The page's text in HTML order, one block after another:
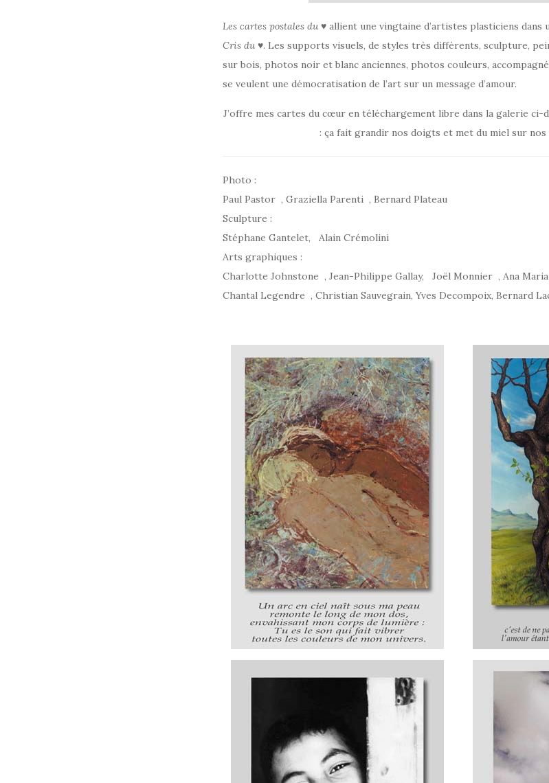
Les cartes postales du ♥allient une vingtaine d’artistes plasticiens dans
Cris du ♥. Les supports visuels, de styles très différents, sculpture,
sur bois, photos noir et blanc anciennes, photos couleurs,
se veulent une démocratisation de l’art sur un message d’amour.
J’offre mes cartes du cœur en téléchargement libre dans la galerie ci-
: ça fait grandir nos doigts et met du miel sur
Photo :
Paul Pastor , Graziella Parenti , Bernard Plateau
Sculpture :
Stéphane Gantelet, Alain Crémolini
Arts graphiques :
Charlotte Johnstone , Jean-Philippe Gallay, Joël Monnier , Ana
Chantal Legendre , Christian Sauvegrain, Yves Decompoix, Bernard